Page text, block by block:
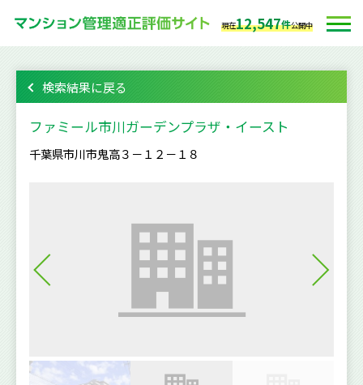
現在12,547件公開中
検索結果に戻る
ファミール市川ガーデンプラザ・イースト
千葉県市川市鬼高３－１２－１８